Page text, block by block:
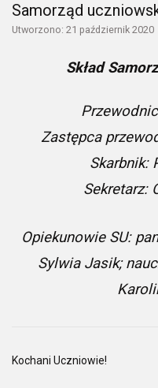
Samorząd
Utworzono: 21 październik 2020
Skład
Zastępca
Skarbnik:
Sekretarz:
Opiekunowie SU:
Sylwia Jasik;
Kochani Uczniowie!